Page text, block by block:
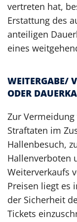
vertreten hat,
Erstattung des
anteiligen
eines
WEITERGABE/
ODER
Zur
Straftaten im
Hallenbesuch,
Hallenverboten
Weiterverkaufs
Preisen liegt es
der Sicherheit
Tickets